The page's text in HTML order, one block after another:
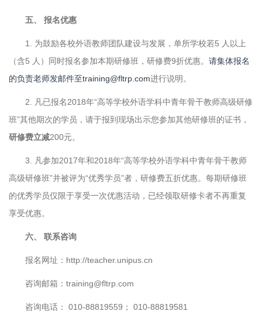
五、 报名优惠
1. 为鼓励各校外语教师团队建设与发展，单所学校若5 人以上
（含5 人）同时报名参加本期研修班，研修费9折优惠。 请集体报名
的负责老师发邮件至training@fltrp.com进行说明。
2. 凡已报名2018年“高等学校外语学科中青年骨干教师高级研修
班”其他期次的学员，请于报到现场出示您参加其他研修班的证书，
研修费立减200元。
3. 凡参加2017年和2018年“高等学校外语学科中青年骨干教师
高级研修班”并被评为“优秀学员”者，研修费五折优惠。每期研修班
的优秀学员仅限于享受一次优惠活动，已经领取研修卡者不再重复
享受优惠。
六、 联系咨询
报名网址：http://teacher.unipus.cn
咨询邮箱：training@fltrp.com
咨询电话： 010-88819559； 010-88819581